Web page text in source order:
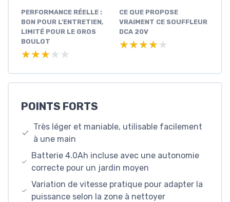
PERFORMANCE RÉELLE :
BON POUR L’ENTRETIEN,
LIMITÉ POUR LE GROS
BOULOT
★★★★★
★★★★★
CE QUE PROPOSE
VRAIMENT CE SOUFFLEUR
DCA 20V
★★★★★
★★★★★
POINTS FORTS
Très léger et maniable, utilisable facilement
à une main
Batterie 4.0Ah incluse avec une autonomie
correcte pour un jardin moyen
Variation de vitesse pratique pour adapter la
puissance selon la zone à nettoyer